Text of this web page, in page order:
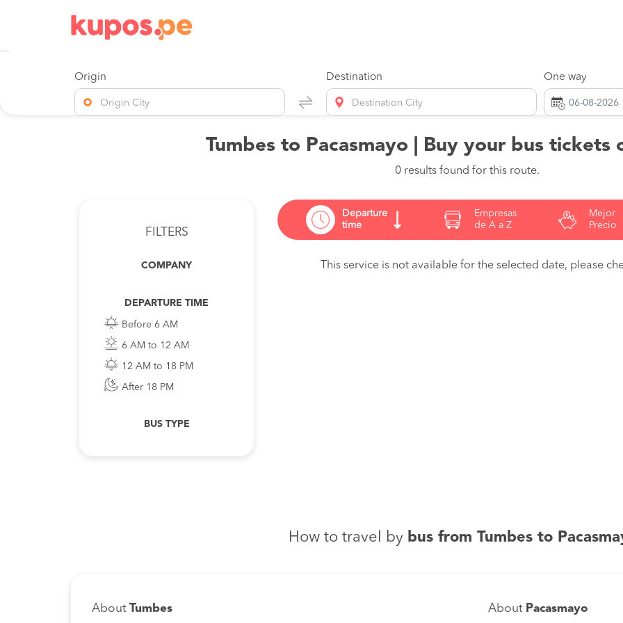
Origin
Origin City
Destination
Destination City
One way
Tumbes to Pacasmayo | Buy your bus tickets
0 results found for this route.
FILTERS
COMPANY
DEPARTURE TIME
Before 6 AM
6 AM to 12 AM
12 AM to 18 PM
After 18 PM
BUS TYPE
Departure
time
Empresas
de A a Z
Mejor
Precio
This service is not available for the selected date, please
How to travel by bus from Tumbes to
About Tumbes About Pacasmayo